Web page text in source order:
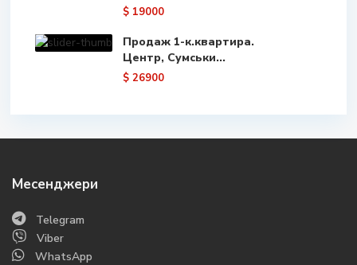
$ 19000
Продаж 1-к.квартира.
Центр, Сумськи...
$ 26900
Месенджери
Telegram
Viber
WhatsApp